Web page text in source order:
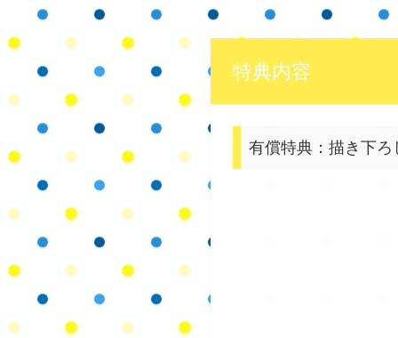
特典内容
有償特典：描き下